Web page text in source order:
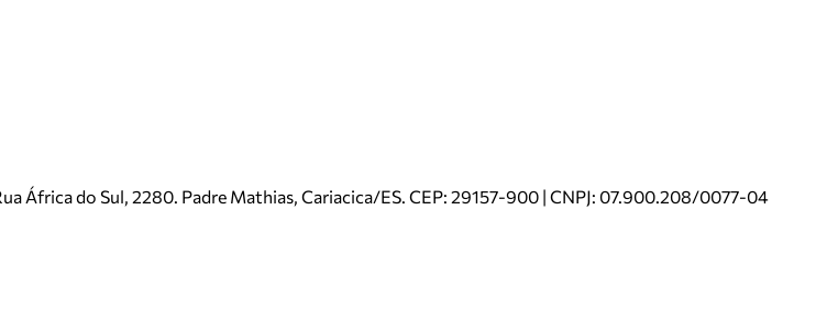
África do Sul, 2280. Padre Mathias, Cariacica/ES. CEP: 29157-900 | CNPJ: 07.900.208/0077-04